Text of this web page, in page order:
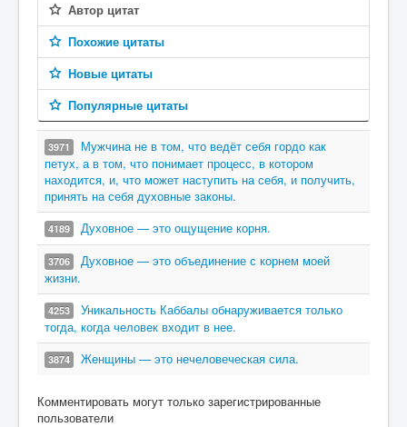
Автор цитат
Похожие цитаты
Новые цитаты
Популярные цитаты
3971
Мужчина не в том, что ведёт себя гордо как
петух, а в том, что понимает процесс, в котором
находится, и, что может наступить на себя, и получить,
принять на себя духовные законы.
4189 Духовное — это ощущение корня.
3706
Духовное — это объединение с корнем моей
жизни.
4253
Уникальность Каббалы обнаруживается только
тогда, когда человек входит в нее.
3874 Женщины — это нечеловеческая сила.
Комментировать могут только зарегистрированные
пользователи